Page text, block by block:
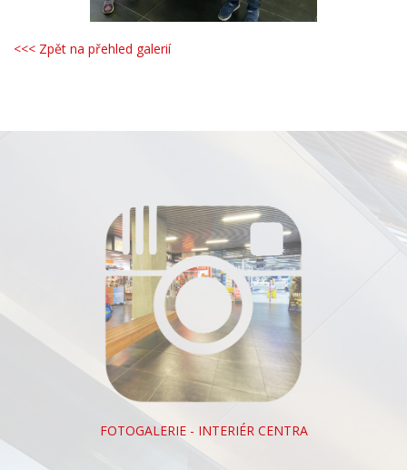
<<< Zpět na přehled galerií
FOTOGALERIE - INTERIÉR CENTRA